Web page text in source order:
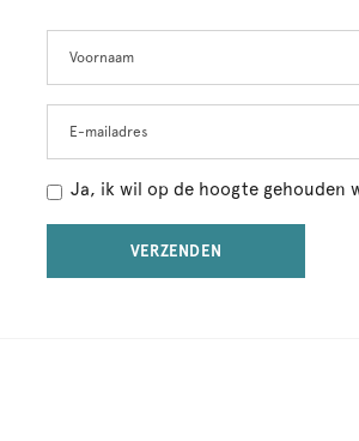
this
field
blank
Ja, ik wil op de hoogte gehouden
VERZENDEN